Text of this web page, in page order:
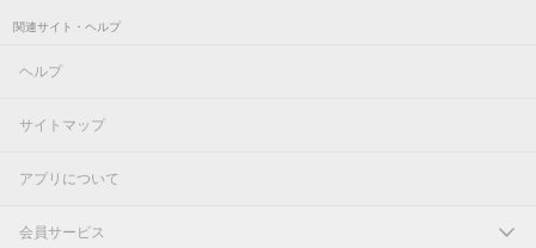
関連サイト・ヘルプ
ヘルプ
サイトマップ
アプリについて
会員サービス